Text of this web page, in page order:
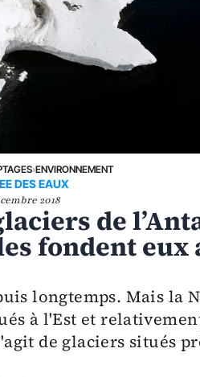
›ENVIRONNEMENT
DES EAUX
2018
de
fondent eux
longtemps. Mais la
à l'Est et
de glaciers situés